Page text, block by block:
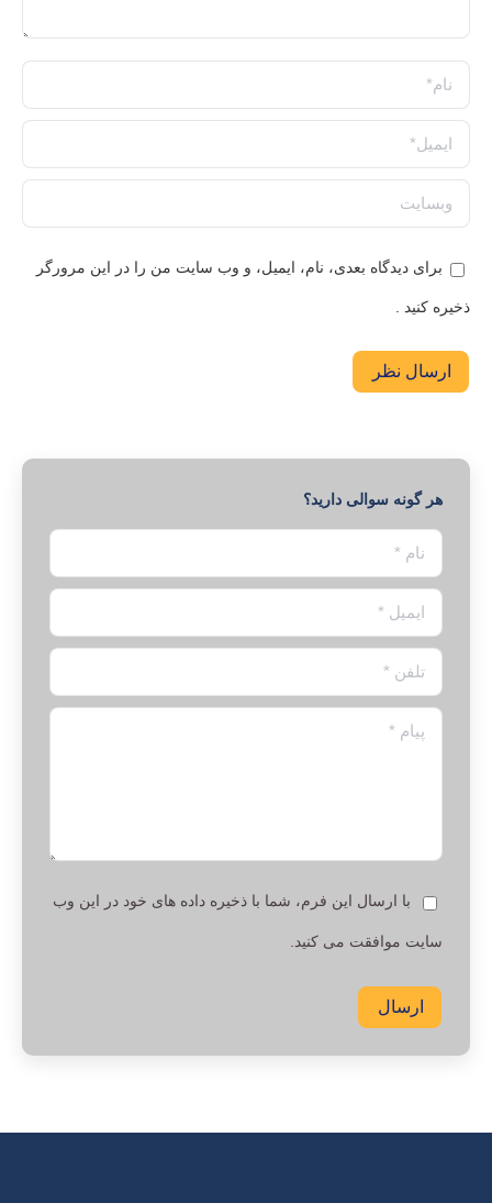
نام *
ایمیل *
وبسایت
برای دیدگاه بعدی، نام، ایمیل، و وب سایت من را در این مرورگر
ذخیره کنید .
ارسال نظر
هر گونه سوالی دارید؟
نام *
ایمیل *
تلفن *
پیام *
با ارسال این فرم، شما با ذخیره داده های خود در این وب
سایت موافقت می کنید.
ارسال